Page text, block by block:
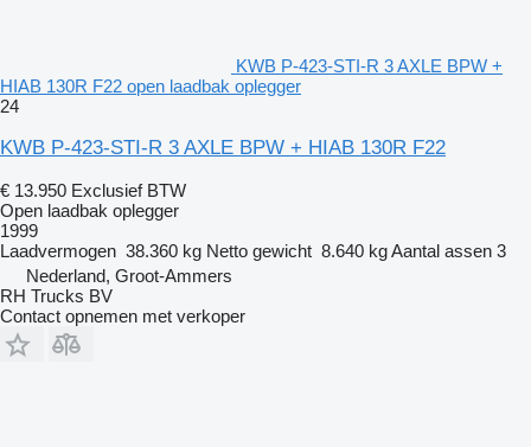
KWB P-423-STI-R 3 AXLE BPW +
HIAB 130R F22 open laadbak oplegger
24
KWB P-423-STI-R 3 AXLE BPW + HIAB 130R F22
€ 13.950 Exclusief BTW
Open laadbak oplegger
1999
Laadvermogen 38.360 kg Netto gewicht 8.640 kgAantal assen 3
Nederland, Groot-Ammers
RH Trucks BV
Contact opnemen met verkoper